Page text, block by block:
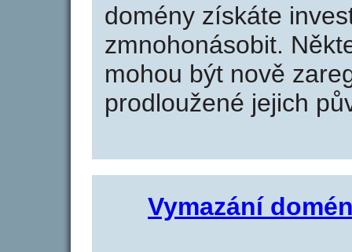
domény získáte
zmnohonásobit.
mohou být nově
prodloužené jejich
Vymazání